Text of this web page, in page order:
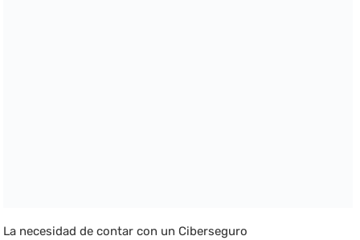
La necesidad de contar con un Ciberseguro